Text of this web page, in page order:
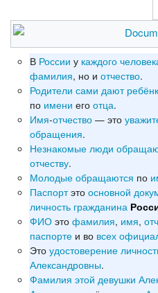
В России у каждого
фамилия, но иотчество.
Родители сами дают
по имени егоотца.
Имя-отчество — это
обращения.
Незнакомые люди
отчеству.
Молодые обращаются по
Паспортэтоосновной
личность гражданина
ФИО этофамилия, имя,
паспорте и во всех
Этоудостоверение
Александровны.
Фамилия этой девушки